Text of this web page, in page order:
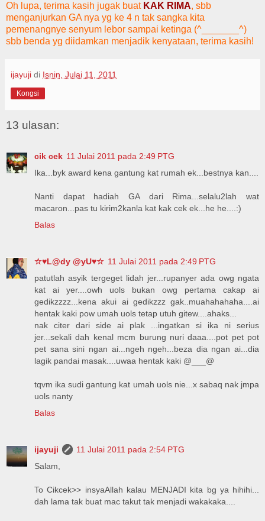
Oh lupa, terima kasih jugak buat KAK RIMA, sbb
menganjurkan GA nya yg ke 4 n tak sangka kita
pemenangnye senyum lebor sampai ketinga (^_______^)
sbb benda yg diidamkan menjadik kenyataan, terima kasih!
ijayuji di Isnin, Julai 11, 2011
Kongsi
13 ulasan:
cik cek 11 Julai 2011 pada 2:49 PTG
Ika...byk award kena gantung kat rumah ek...bestnya kan....
Nanti dapat hadiah GA dari Rima...selalu2lah wat
macaron...pas tu kirim2kanla kat kak cek ek...he he....:)
Balas
☆♥L@dy @yU♥☆ 11 Julai 2011 pada 2:49 PTG
patutlah asyik tergeget lidah jer...rupanyer ada owg ngata
kat ai yer....owh uols bukan owg pertama cakap ai
gedikzzzz...kena akui ai gedikzzz gak..muahahahaha....ai
hentak kaki pow umah uols tetap utuh gitew....ahaks...
nak citer dari side ai plak ...ingatkan si ika ni serius
jer...sekali dah kenal mcm burung nuri daaa....pot pet pot
pet sana sini ngan ai...ngeh ngeh...beza dia ngan ai...dia
lagik pandai masak....uwaa hentak kaki @___@
tqvm ika sudi gantung kat umah uols nie...x sabaq nak jmpa
uols nanty
Balas
ijayuji
11 Julai 2011 pada 2:54 PTG
Salam,
To Cikcek>> insyaAllah kalau MENJADI kita bg ya hihihi...
dah lama tak buat mac takut tak menjadi wakakaka....